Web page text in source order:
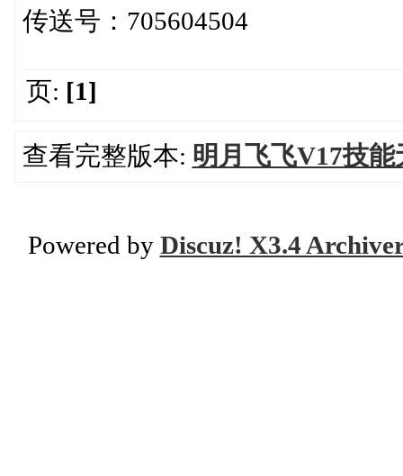
传送号：705604504
页: [1]
查看完整版本: 明月飞飞V17技能
Powered by Discuz! X3.4